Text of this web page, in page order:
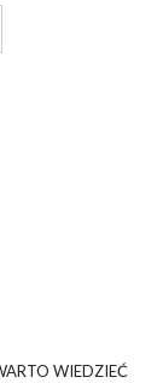
WIEDZIEĆ